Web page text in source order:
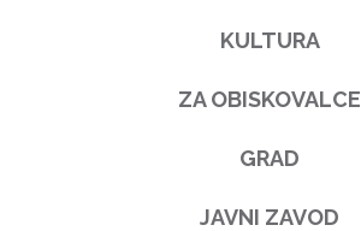
KULTURA
ZA OBISKOVALCE
GRAD
JAVNI ZAVOD